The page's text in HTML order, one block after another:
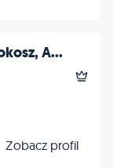
A...
Zobacz profil